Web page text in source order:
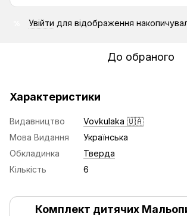
Увійти для відображення
До обраного
Характеристики
Видавництво
Vovkulaka 🇺🇦
Мова Видання
Українська
Обкладинка
Тверда
Кількість
6
Комплект дитячих